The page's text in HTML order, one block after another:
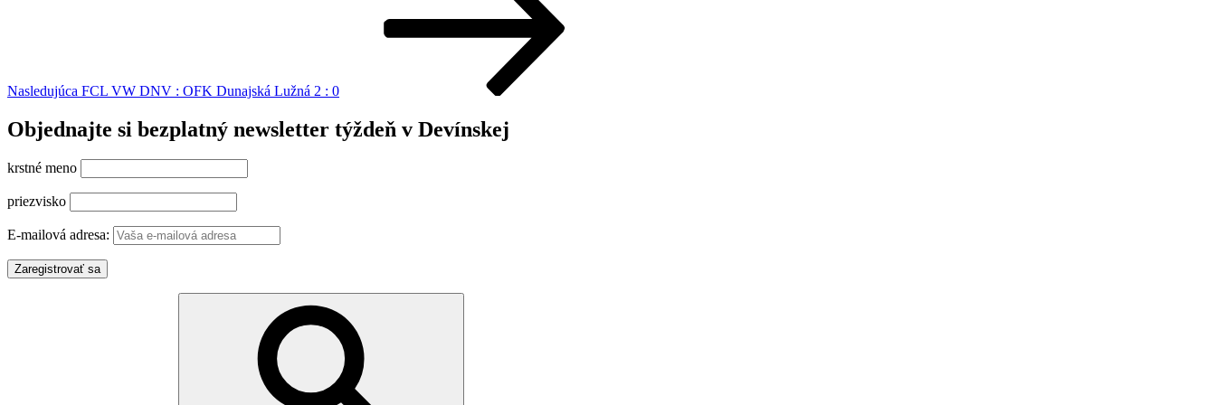
Nasledujúca FCL VW DNV : OFK Dunajská Lužná 2 : 0
Objednajte si bezplatný newsletter týždeň v Devínskej
krstné meno
priezvisko
E-mailová adresa: